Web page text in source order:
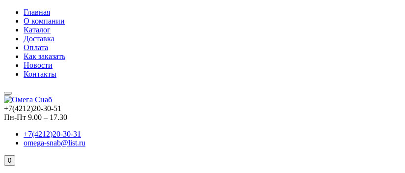
Главная
О компании
Каталог
Доставка
Оплата
Как заказать
Новости
Контакты
+7(4212)20-30-51
Пн-Пт 9.00 – 17.30
+7(4212)20-30-31
omega-snab@list.ru
0